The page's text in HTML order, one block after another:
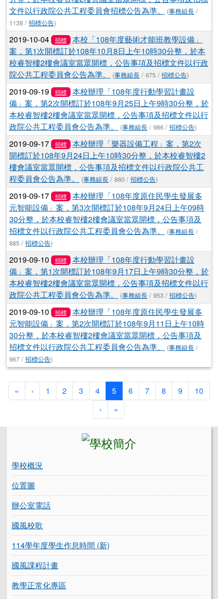
文件以行政院公共工程委員會招標公告為準。
(事務組長 /
1138 / 招標公告)
2019-10-04 招標
本校「108年度藝術才能班教學設備」
案，第1次開標訂於108年10月8日上午10時30分整，於本
校睿智樓2樓會議室當眾開標，公告事項及招標文件以行政
院公共工程委員會公告為準。
(事務組長 / 975 / 招標公告)
2019-09-19 招標
本校辦理「108年度行動學習計畫設
備」案，第2次開標訂於108年9月25日上午9時30分整，於
本校睿智樓2樓會議室當眾開標，公告事項及招標文件以行
政院公共工程委員會公告為準。
(事務組長 / 986 / 招標公告)
2019-09-17 招標
本校辦理「樂器設備工程」案，第2次
開標訂於108年9月24日上午10時30分整，於本校睿智樓2
樓會議室當眾開標，公告事項及招標文件以行政院公共工
程委員會公告為準。
(事務組長 / 880 / 招標公告)
2019-09-17 招標
本校辦理「108年度原住民學生發展多
元智能設備」案，第3次開標訂於108年9月24日上午09時
30分整，於本校睿智樓2樓會議室當眾開標，公告事項及
招標文件以行政院公共工程委員會公告為準。
(事務組長 /
885 / 招標公告)
2019-09-10 招標
本校辦理「108年度行動學習計畫設
備」案，第1次開標訂於108年9月17日上午9時30分整，於
本校睿智樓2樓會議室當眾開標，公告事項及招標文件以行
政院公共工程委員會公告為準。
(事務組長 / 953 / 招標公告)
2019-09-10 招標
本校辦理「108年度原住民學生發展多
元智能設備」案，第2次開標訂於108年9月11日上午10時
30分整，於本校睿智樓2樓會議室當眾開標，公告事項及
招標文件以行政院公共工程委員會公告為準。
(事務組長 /
967 / 招標公告)
« 第一頁
‹ 上一頁
1 2 3 4 5(目前頁次)
6 7 8 9
10
› 下一頁
»
學校概況
位置圖
辦公室電話
國風校歌
114學年度學生作息時間 (新)
國風課程計畫
教學正常化專區